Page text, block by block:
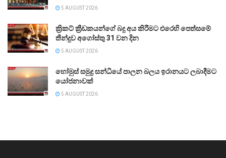
5 AUGUST 2026
ක්‍රිකට් ක්‍රීඩකයන්ගේ බදු අය කිරීමට එරෙහි පෙත්සමේ
තීන්දුව අගෝස්තු 31 වන දින
5 AUGUST 2026
හෝමුස් සමුද්‍ර සන්ධියේ පාලන බලය ඉරානයට ලබාදීමට
යෝජනාවක්
5 AUGUST 2026